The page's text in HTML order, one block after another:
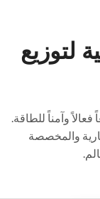
لتوزيع
وآمناً للطاقة.
والمخصصة